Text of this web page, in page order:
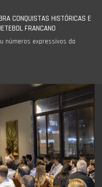
CONQUISTAS HISTÓRICAS E
FRANCANO
números expressivos da